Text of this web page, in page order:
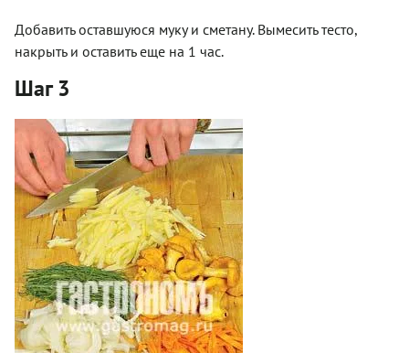
Добавить оставшуюся муку и сметану. Вымесить тесто,
накрыть и оставить еще на 1 час.
Шаг 3